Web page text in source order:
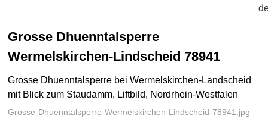
Grosse Dhuenntalsperre
Wermelskirchen-Lindscheid 78941
Grosse Dhuenntalsperre bei Wermelskirchen-Landscheid
mit Blick zum Staudamm, Liftbild, Nordrhein-Westfalen
Grosse-Dhuenntalsperre-Wermelskirchen-Lindscheid-78941.jpg